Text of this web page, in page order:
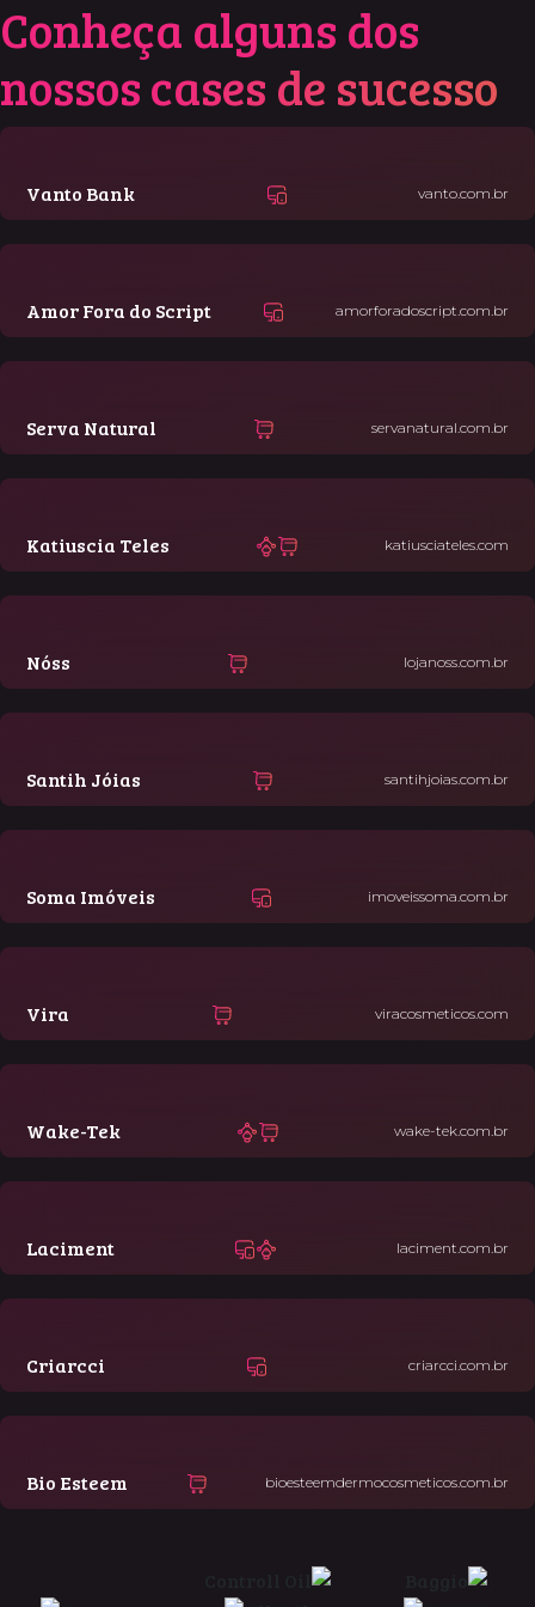
Conheça alguns dos
nossoscases de sucesso
Vanto Bank vanto.com.br
Amor Fora do Script amorforadoscript.com.br
Serva Natural servanatural.com.br
Katiuscia Teles katiusciateles.com
Nóss lojanoss.com.br
Santih Jóias santihjoias.com.br
Soma Imóveis imoveissoma.com.br
Vira viracosmeticos.com
Wake-Tek wake-tek.com.br
Laciment laciment.com.br
Criarcci criarcci.com.br
Bio Esteem bioesteemdermocosmeticos.com.br